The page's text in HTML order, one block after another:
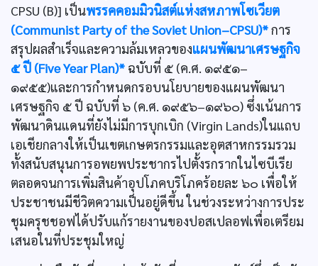
CPSU (B)] เป็นพรรคคอมมิวนิสต์แห่งสหภาพโซเวียต
(Communist Party of the Soviet Union–CPSU)*การ
สรุปผลสำเร็จและความล้มเหลวของแผนพัฒนาเศรษฐกิจ
๕ ปี (Five Year Plan)* ฉบับที่ ๕ (ค.ศ. ๑๙๕๑–
๑๙๕๕)และการกำหนดกรอบนโยบายของแผนพัฒนา
เศรษฐกิจ ๕ ปี ฉบับที่ ๖ (ค.ศ. ๑๙๕๖–๑๙๖๐) ซึ่งเน้นการ
พัฒนาดินแดนที่ยังไม่มีการบุกเบิก (Virgin Lands)ในแถบ
เอเชียกลางให้เป็นเขตเกษตรกรรมและอุตสาหกรรมรวม
ทั้งสนับสนุนการอพยพประชากรไปตั้งรกรากในไซบีเรีย
ตลอดจนการเพิ่มสินค้าอุปโภคบริโภคร้อยละ ๖๐ เพื่อให้
ประชาชนมีชีวิตความเป็นอยู่ดีขึ้น ในช่วงระหว่างการประ
ชุมครุชชอฟได้ปรับแก้รายงานของปอสเปลอฟเพื่อเตรียม
เสนอในที่ประชุมใหญ่